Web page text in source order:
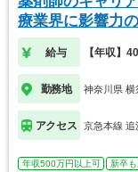
療業界に影響力
給与 【年収】
勤務地 神奈川県 横
アクセス 京急本線 追
年収500万円以上可 新卒